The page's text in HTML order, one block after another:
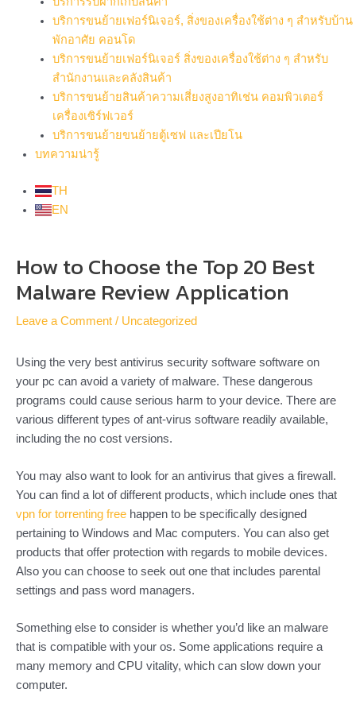
บริการขนย้ายเฟอร์นิเจอร์, สิ่งของเครื่องใช้ต่าง ๆ สำหรับบ้าน
พักอาศัย คอนโด
บริการขนย้ายเฟอร์นิเจอร์ สิ่งของเครื่องใช้ต่าง ๆ สำหรับ
สำนักงานและคลังสินค้า
บริการขนย้ายสินค้าความเสี่ยงสูงอาทิเช่น คอมพิวเตอร์
เครื่องเซิร์ฟเวอร์
บริการขนย้ายขนย้ายตู้เซฟ และเปียโน
บทความน่ารู้
TH
EN
How to Choose the Top 20 Best
Malware Review Application
Leave a Comment / Uncategorized
Using the very best antivirus security software software on
your pc can avoid a variety of malware. These dangerous
programs could cause serious harm to your device. There are
various different types of ant-virus software readily available,
including the no cost versions.
You may also want to look for an antivirus that gives a firewall.
You can find a lot of different products, which include ones that
vpn for torrenting free happen to be specifically designed
pertaining to Windows and Mac computers. You can also get
products that offer protection with regards to mobile devices.
Also you can choose to seek out one that includes parental
settings and pass word managers.
Something else to consider is whether you’d like an malware
that is compatible with your os. Some applications require a
many memory and CPU vitality, which can slow down your
computer.
navigation